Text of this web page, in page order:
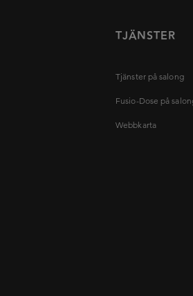
TJÄNSTER
Tjänster på salong
Fusio-Dose på
Webbkarta